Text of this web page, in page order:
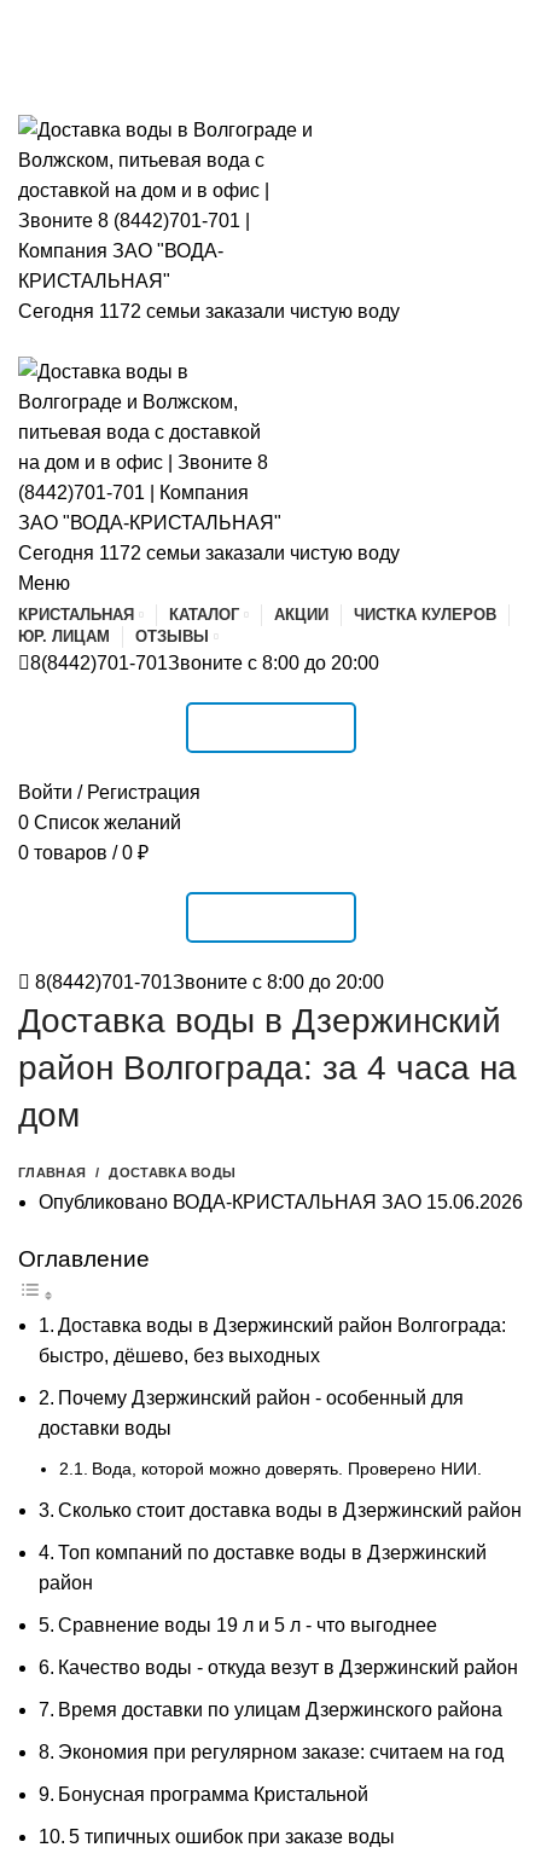
Сегодня 1172 семьи заказали чистую воду
Сегодня 1172 семьи заказали чистую воду
Меню
КРИСТАЛЬНАЯ КАТАЛОГ АКЦИИ
ЧИСТКА КУЛЕРОВ
ЮР. ЛИЦАМ
ОТЗЫВЫ
8(8442)701-701Звоните с 8:00 до 20:00
Войти / Регистрация
0 Список желаний
0 товаров / 0 ₽
8(8442)701-701Звоните с 8:00 до 20:00
Доставка воды в Дзержинский
район Волгограда: за 4 часа на
дом
ГЛАВНАЯ ДОСТАВКА ВОДЫ
Опубликовано ВОДА-КРИСТАЛЬНАЯ ЗАО 15.06.2026
Оглавление
Доставка воды в Дзержинский район Волгограда:
быстро, дёшево, без выходных
Почему Дзержинский район - особенный для
доставки воды
Вода, которой можно доверять. Проверено НИИ.
Сколько стоит доставка воды в Дзержинский район
Топ компаний по доставке воды в Дзержинский
район
Сравнение воды 19 л и 5 л - что выгоднее
Качество воды - откуда везут в Дзержинский район
Время доставки по улицам Дзержинского района
Экономия при регулярном заказе: считаем на год
Бонусная программа Кристальной
5 типичных ошибок при заказе воды